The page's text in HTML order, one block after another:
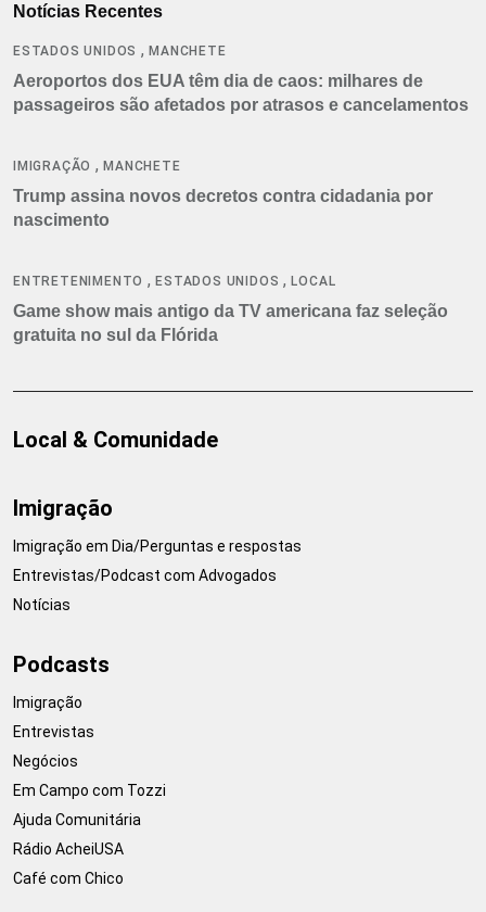
Notícias Recentes
ESTADOS UNIDOS ,MANCHETE
Aeroportos dos EUA têm dia de caos: milhares de
passageiros são afetados por atrasos e cancelamentos
IMIGRAÇÃO ,MANCHETE
Trump assina novos decretos contra cidadania por
nascimento
ENTRETENIMENTO ,ESTADOS UNIDOS ,LOCAL
Game show mais antigo da TV americana faz seleção
gratuita no sul da Flórida
Local & Comunidade
Imigração
Imigração em Dia/Perguntas e respostas
Entrevistas/Podcast com Advogados
Notícias
Podcasts
Imigração
Entrevistas
Negócios
Em Campo com Tozzi
Ajuda Comunitária
Rádio AcheiUSA
Café com Chico